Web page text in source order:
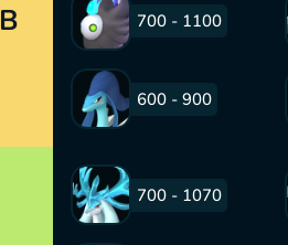
B 700 - 1100
600 - 900
700 - 1070